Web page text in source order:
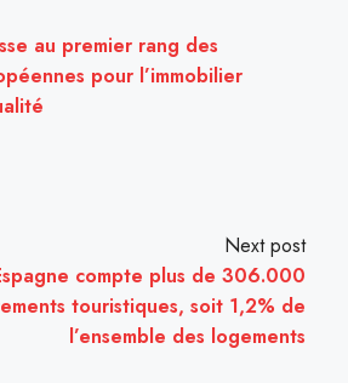
au premier rang des
pour l’immobilier
Next post
compte plus de 306.000
touristiques, soit 1,2% de
l’ensemble des logements